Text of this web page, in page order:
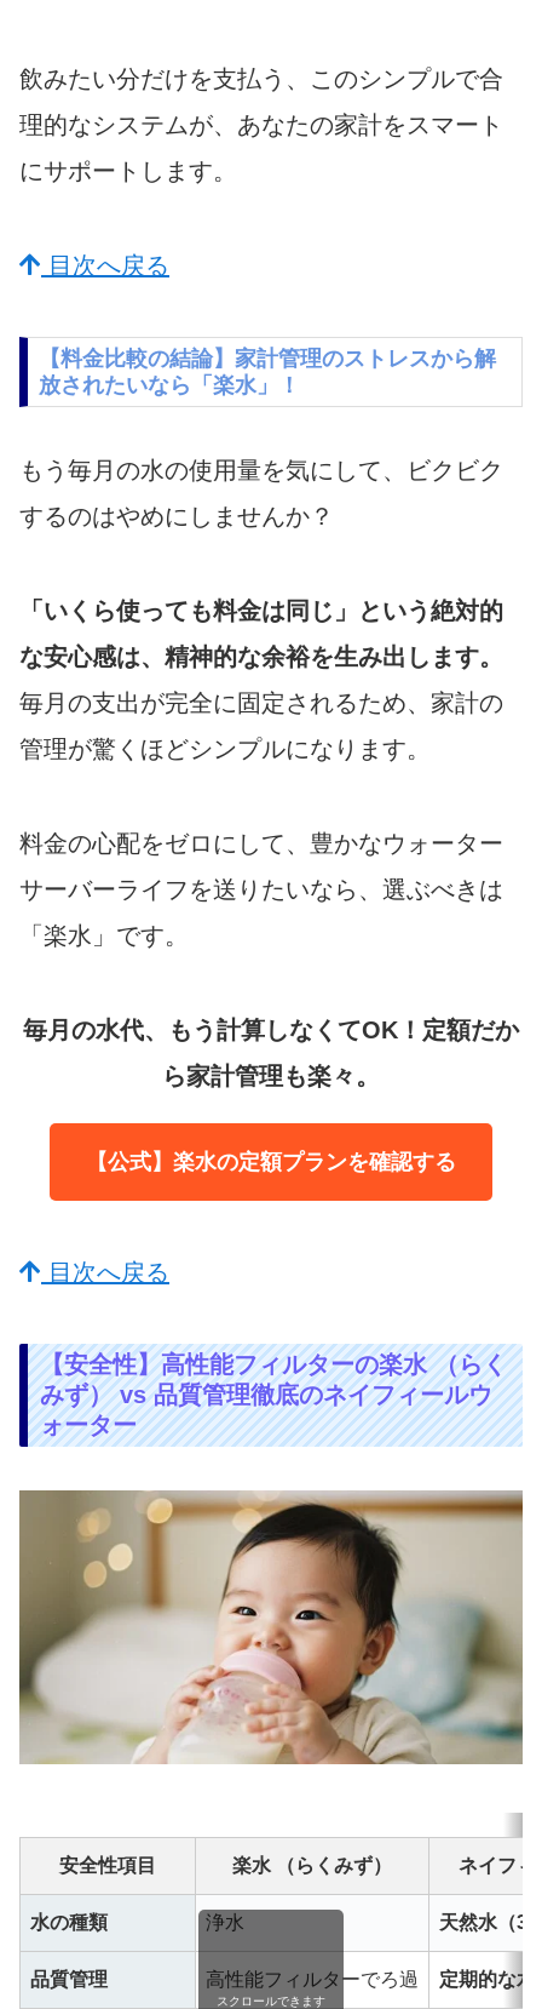
飲みたい分だけを支払う、このシンプルで合
理的なシステムが、あなたの家計をスマート
にサポートします。
目次へ戻る
【料金比較の結論】家計管理のストレスから解
放されたいなら「楽水」！
もう毎月の水の使用量を気にして、ビクビク
するのはやめにしませんか？
「いくら使っても料金は同じ」という絶対的
な安心感は、精神的な余裕を生み出します。
毎月の支出が完全に固定されるため、家計の
管理が驚くほどシンプルになります。
料金の心配をゼロにして、豊かなウォーター
サーバーライフを送りたいなら、選ぶべきは
「楽水」です。
毎月の水代、もう計算しなくてOK！定額だか
ら家計管理も楽々。
【公式】楽水の定額プランを確認する
目次へ戻る
【安全性】高性能フィルターの楽水 （らく
みず） vs 品質管理徹底のネイフィールウ
ォーター
安全性項目 楽水 （らくみず） ネイフィ
水の種類 浄水 天然水（3
品質管理 高性能フィルターでろ過 定期的な
スクロールできます